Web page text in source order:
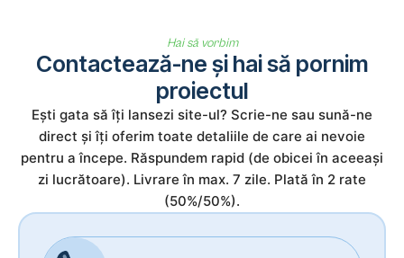
Hai să vorbim
Contactează-ne și hai să pornim
proiectul
Ești gata să îți lansezi site-ul? Scrie-ne sau sună-ne
direct și îți oferim toate detaliile de care ai nevoie
pentru a începe. Răspundem rapid (de obicei în aceeași
zi lucrătoare). Livrare în max. 7 zile. Plată în 2 rate
(50%/50%).